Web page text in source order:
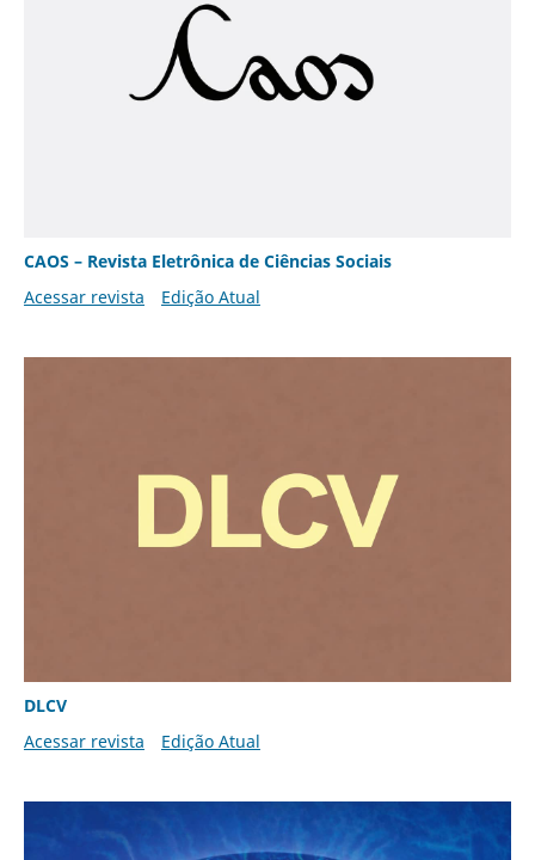
CAOS – Revista Eletrônica de Ciências Sociais
Acessar revista
Edição Atual
DLCV
Acessar revista
Edição Atual